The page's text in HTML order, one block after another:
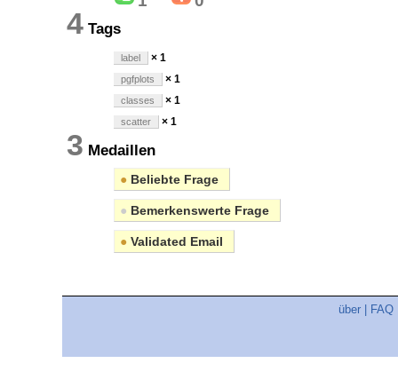
4 Tags
label × 1
pgfplots × 1
classes × 1
scatter × 1
3 Medaillen
● Beliebte Frage
● Bemerkenswerte Frage
● Validated Email
über FAQ